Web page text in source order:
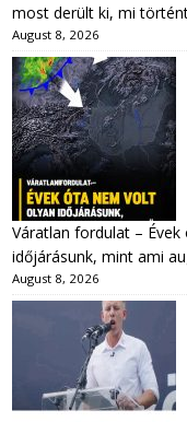
most derült ki, mi
August 8, 2026
Váratlan fordulat –
időjárásunk, mint ami
August 8, 2026